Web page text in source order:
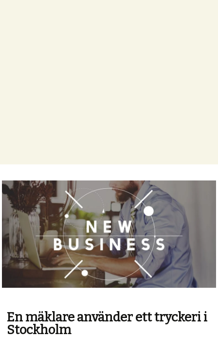
En mäklare använder ett tryckeri i
Stockholm